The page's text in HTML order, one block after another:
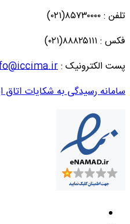
تلفن : ۸۵۷۳۰۰۰۰(۰۲۱)
فکس : ۸۸۸۲۵۱۱۱(۰۲۱)
پست الکترونیک :
سامانه رسیدگی به شکایات اتاق